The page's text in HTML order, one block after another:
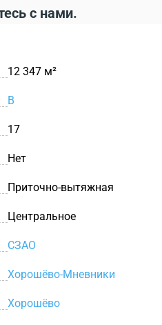
с нами.
12 347 м²
B
17
Нет
Приточно-вытяжная
Центральное
СЗАО
Хорошёво-Мневники
Хорошёво